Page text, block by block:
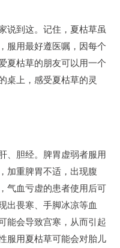
说到这。记住，夏枯草虽
服用最好遵医嘱，因每个
夏枯草的朋友可以用一个
桌上，感受夏枯草的灵
、胆经。脾胃虚弱者服用
加重脾胃不适，出现腹
气血亏虚的患者使用后可
出畏寒、手脚冰凉等血
能会导致宫寒，从而引起
服用夏枯草可能会对胎儿